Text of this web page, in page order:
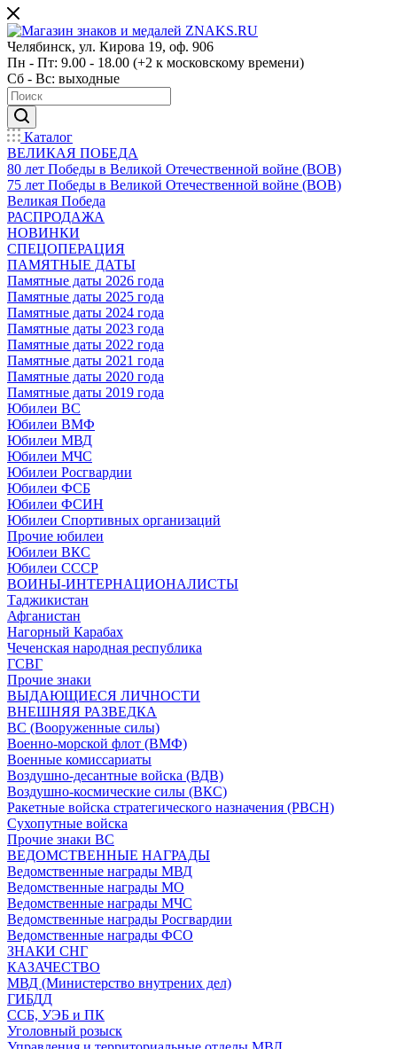
Челябинск, ул. Кирова 19, оф. 906
Пн - Пт: 9.00 - 18.00 (+2 к московскому времени)
Сб - Вс: выходные
Каталог
ВЕЛИКАЯ ПОБЕДА
80 лет Победы в Великой Отечественной войне (ВОВ)
75 лет Победы в Великой Отечественной войне (ВОВ)
Великая Победа
РАСПРОДАЖА
НОВИНКИ
СПЕЦОПЕРАЦИЯ
ПАМЯТНЫЕ ДАТЫ
Памятные даты 2026 года
Памятные даты 2025 года
Памятные даты 2024 года
Памятные даты 2023 года
Памятные даты 2022 года
Памятные даты 2021 года
Памятные даты 2020 года
Памятные даты 2019 года
Юбилеи ВС
Юбилеи ВМФ
Юбилеи МВД
Юбилеи МЧС
Юбилеи Росгвардии
Юбилеи ФСБ
Юбилеи ФСИН
Юбилеи Спортивных организаций
Прочие юбилеи
Юбилеи ВКС
Юбилеи СССР
ВОИНЫ-ИНТЕРНАЦИОНАЛИСТЫ
Таджикистан
Афганистан
Нагорный Карабах
Чеченская народная республика
ГСВГ
Прочие знаки
ВЫДАЮЩИЕСЯ ЛИЧНОСТИ
ВНЕШНЯЯ РАЗВЕДКА
ВС (Вооруженные силы)
Военно-морской флот (ВМФ)
Военные комиссариаты
Воздушно-десантные войска (ВДВ)
Воздушно-космические силы (ВКС)
Ракетные войска стратегического назначения (РВСН)
Сухопутные войска
Прочие знаки ВС
ВЕДОМСТВЕННЫЕ НАГРАДЫ
Ведомственные награды МВД
Ведомственные награды МО
Ведомственные награды МЧС
Ведомственные награды Росгвардии
Ведомственные награды ФСО
ЗНАКИ СНГ
КАЗАЧЕСТВО
МВД (Министерство внутрених дел)
ГИБДД
ССБ, УЭБ и ПК
Уголовный розыск